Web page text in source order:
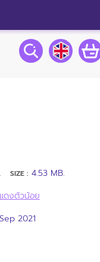
SIZE : 4.53 MB.
ดงตัวน้อย
2021